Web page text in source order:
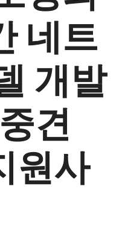
네트
개발
견
원사